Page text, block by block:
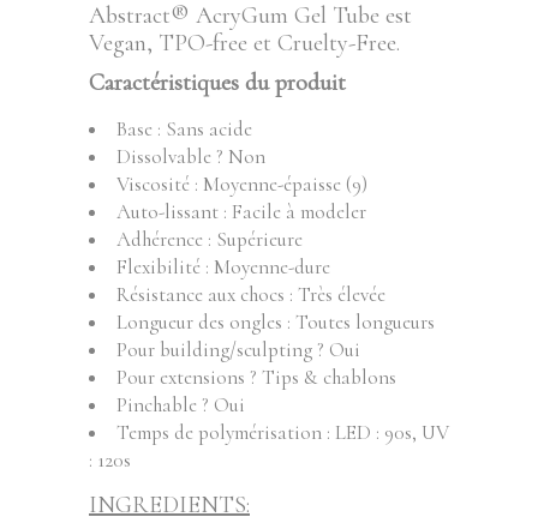
Abstract® AcryGum Gel Tube est
Vegan, TPO-free et Cruelty-Free.
Caractéristiques du produit
Base : Sans acide
Dissolvable ? Non
Viscosité : Moyenne-épaisse (9)
Auto-lissant : Facile à modeler
Adhérence : Supérieure
Flexibilité : Moyenne-dure
Résistance aux chocs : Très élevée
Longueur des ongles : Toutes longueurs
Pour building/sculpting ? Oui
Pour extensions ? Tips & chablons
Pinchable ? Oui
Temps de polymérisation : LED : 90s, UV
: 120s
INGREDIENTS: